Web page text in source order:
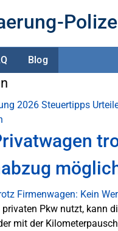
Blog
2026 Steuertipps
Pkw nutzt, kann
mit der